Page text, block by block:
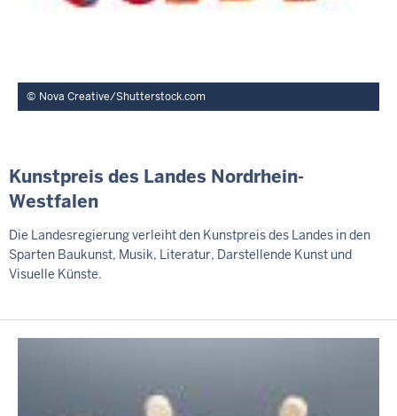
Nova Creative/Shutterstock.com
Kunstpreis des Landes Nordrhein-
Westfalen
Die Landesregierung verleiht den Kunstpreis des Landes in den
Sparten Baukunst, Musik, Literatur, Darstellende Kunst und
Visuelle Künste.